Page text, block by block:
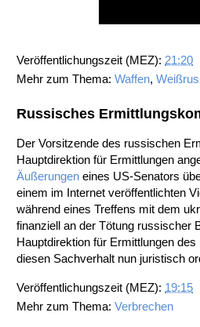
Veröffentlichungszeit (MEZ): 21:20
Mehr zum Thema: Waffen,
Russisches
Der Vorsitzende des russischen
Hauptdirektion für Ermittlungen
Äußerungen eines US-Senators
einem im Internet veröffentlichten
während eines Treffens mit dem
finanziell an der Tötung russischer
Hauptdirektion für Ermittlungen
diesen Sachverhalt nun juristisch
Veröffentlichungszeit (MEZ): 19:15
Mehr zum Thema: Verbrechen